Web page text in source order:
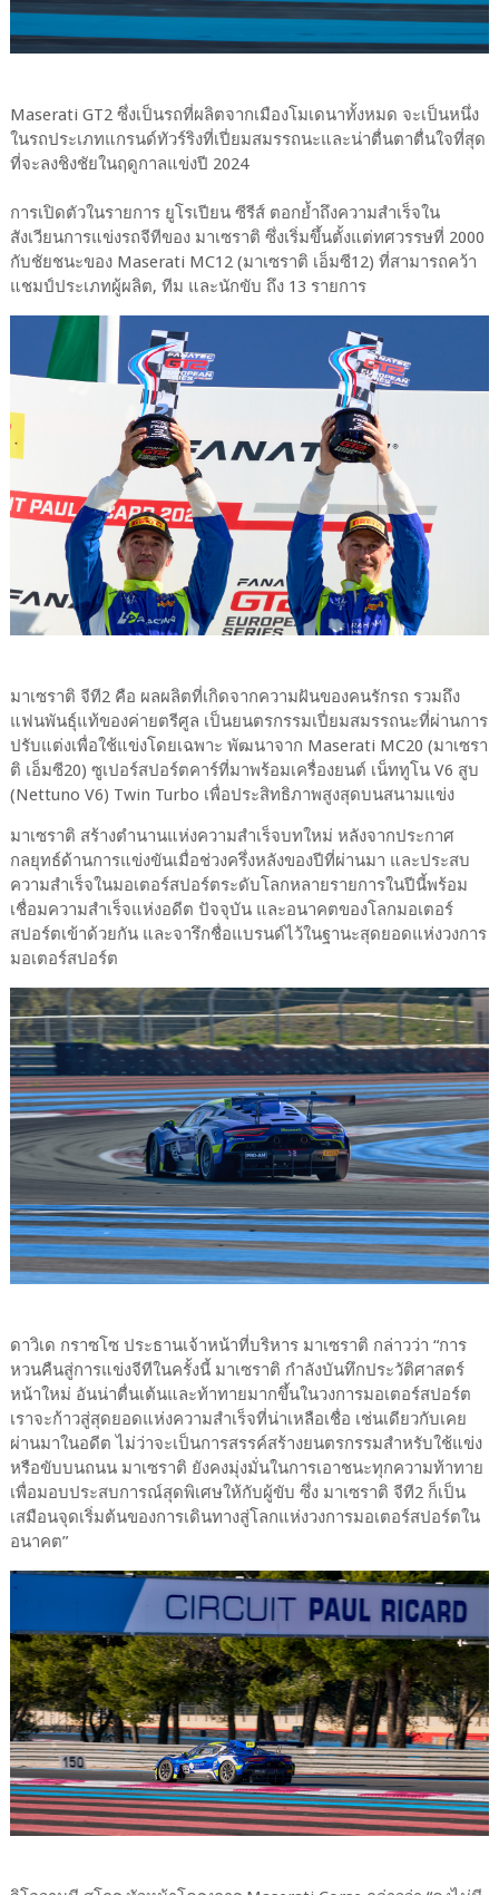
Maserati GT2 ซึ่งเป็นรถที่ผลิตจากเมืองโมเดนาทั้งหมด จะเป็นหนึ่ง
ในรถประเภทแกรนด์ทัวร์ริงที่เปี่ยมสมรรถนะและน่าตื่นตาตื่นใจที่สุด
ที่จะลงชิงชัยในฤดูกาลแข่งปี 2024
การเปิดตัวในรายการ ยูโรเปียน ซีรีส์ ตอกย้ำถึงความสำเร็จใน
สังเวียนการแข่งรถจีทีของ มาเซราติ ซึ่งเริ่มขึ้นตั้งแต่ทศวรรษที่ 2000
กับชัยชนะของ Maserati MC12 (มาเซราติ เอ็มซี12) ที่สามารถคว้า
แชมป์ประเภทผู้ผลิต, ทีม และนักขับ ถึง 13 รายการ
มาเซราติ จีที2 คือ ผลผลิตที่เกิดจากความฝันของคนรักรถ รวมถึง
แฟนพันธุ์แท้ของค่ายตรีศูล เป็นยนตรกรรมเปี่ยมสมรรถนะที่ผ่านการ
ปรับแต่งเพื่อใช้แข่งโดยเฉพาะ พัฒนาจาก Maserati MC20 (มาเซรา
ติ เอ็มซี20) ซูเปอร์สปอร์ตคาร์ที่มาพร้อมเครื่องยนต์ เน็ททูโน V6 สูบ
(Nettuno V6) Twin Turbo เพื่อประสิทธิภาพสูงสุดบนสนามแข่ง
มาเซราติ สร้างตำนานแห่งความสำเร็จบทใหม่ หลังจากประกาศ
กลยุทธ์ด้านการแข่งขันเมื่อช่วงครึ่งหลังของปีที่ผ่านมา และประสบ
ความสำเร็จในมอเตอร์สปอร์ตระดับโลกหลายรายการในปีนี้พร้อม
เชื่อมความสำเร็จแห่งอดีต ปัจจุบัน และอนาคตของโลกมอเตอร์
สปอร์ตเข้าด้วยกัน และจารึกชื่อแบรนด์ไว้ในฐานะสุดยอดแห่งวงการ
มอเตอร์สปอร์ต
ดาวิเด กราซโซ ประธานเจ้าหน้าที่บริหาร มาเซราติ กล่าวว่า “การ
หวนคืนสู่การแข่งจีทีในครั้งนี้ มาเซราติ กำลังบันทึกประวัติศาสตร์
หน้าใหม่ อันน่าตื่นเต้นและท้าทายมากขึ้นในวงการมอเตอร์สปอร์ต
เราจะก้าวสู่สุดยอดแห่งความสำเร็จที่น่าเหลือเชื่อ เช่นเดียวกับเคย
ผ่านมาในอดีต ไม่ว่าจะเป็นการสรรค์สร้างยนตรกรรมสำหรับใช้แข่ง
หรือขับบนถนน มาเซราติ ยังคงมุ่งมั่นในการเอาชนะทุกความท้าทาย
เพื่อมอบประสบการณ์สุดพิเศษให้กับผู้ขับ ซึ่ง มาเซราติ จีที2 ก็เป็น
เสมือนจุดเริ่มต้นของการเดินทางสู่โลกแห่งวงการมอเตอร์สปอร์ตใน
อนาคต”